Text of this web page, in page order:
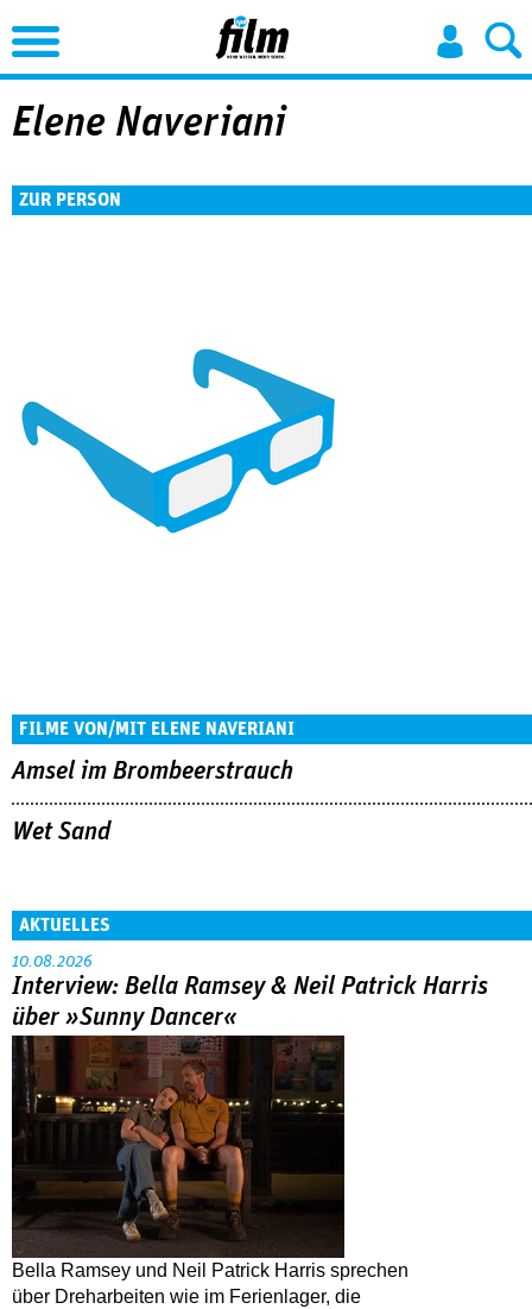
Jump to Navigation
Elene Naveriani
ZUR PERSON
FILME VON/MIT ELENE NAVERIANI
Amsel im Brombeerstrauch
Wet Sand
AKTUELLES
10.08.2026
Interview: Bella Ramsey & Neil Patrick Harris
über »Sunny Dancer«
Bella Ramsey und Neil Patrick Harris sprechen
über Dreharbeiten wie im Ferienlager, die